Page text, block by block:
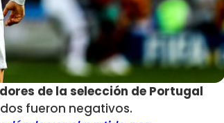
de la selección de Portugal
fueron negativos.